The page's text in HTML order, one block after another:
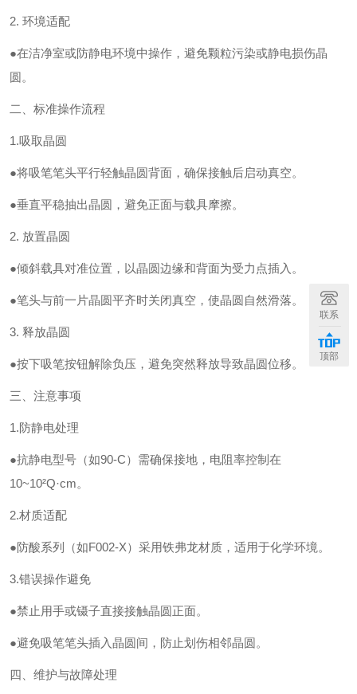
2. 环境适配
●在洁净室或防静电环境中操作，避免颗粒污染或静电损伤晶
圆。
二、标准操作流程
1.吸取晶圆
●将吸笔笔头平行轻触晶圆背面，确保接触后启动真空。
●垂直平稳抽出晶圆，避免正面与载具摩擦。
2. 放置晶圆
●倾斜载具对准位置，以晶圆边缘和背面为受力点插入。
●笔头与前一片晶圆平齐时关闭真空，使晶圆自然滑落。
3. 释放晶圆
●按下吸笔按钮解除负压，避免突然释放导致晶圆位移。
三、注意事项
1.防静电处理
●抗静电型号（如90-C）需确保接地，电阻率控制在
10~10²Q·cm。
2.材质适配
●防酸系列（如F002-X）采用铁弗龙材质，适用于化学环境。
3.错误操作避免
●禁止用手或镊子直接接触晶圆正面。
●避免吸笔笔头插入晶圆间，防止划伤相邻晶圆。
四、维护与故障处理
联系
顶部